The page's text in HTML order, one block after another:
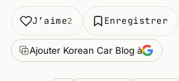
J’aime2 Enregistrer
Ajouter Korean Car Blog à